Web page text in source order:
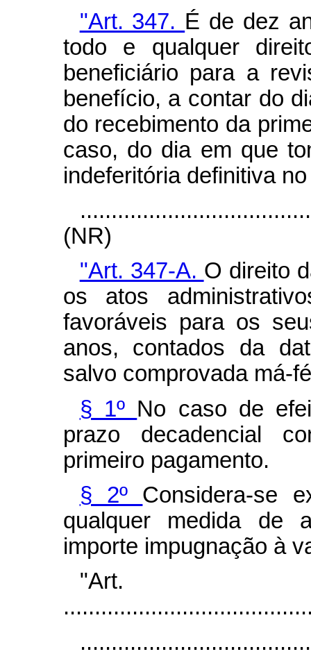
"Art. 347. É de dez
todo e qualquer
beneficiário para a
benefício, a contar do
do recebimento da
caso, do dia em que
indeferitória definitiva
(NR)
"Art. 347-A. O direito
os atos
favoráveis para os
anos, contados da
salvo comprovada má-
§ 1º No caso de
prazo decadencial
primeiro pagamento.
§ 2º Considera-se
qualquer medida de
importe impugnação à